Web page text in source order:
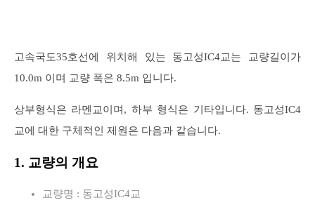
고속국도35호선에 위치해 있는 동고성IC4교는 교량길이가
10.0m 이며 교량 폭은 8.5m 입니다.
상부형식은 라멘교이며, 하부 형식은 기타입니다. 동고성IC4
교에 대한 구체적인 제원은 다음과 같습니다.
1. 교량의 개요
교량명 : 동고성IC4교